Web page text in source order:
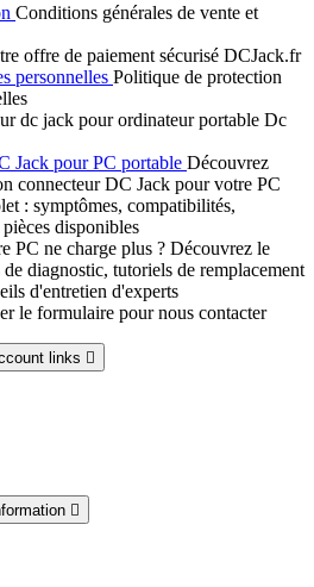
Conditions générales de vente et
offre de paiement sécurisé DCJack.fr
personnelles Politique de protection
dc jack pour ordinateur portable Dc
Jack pour PC portable Découvrez
connecteur DC Jack pour votre PC
: symptômes, compatibilités,
disponibles
PC ne charge plus ? Découvrez le
diagnostic, tutoriels de remplacement
d'entretien d'experts
le formulaire pour nous contacter
links 
